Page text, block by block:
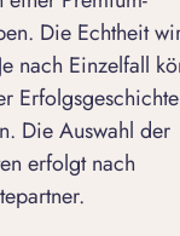
Die Echtheit
nach Einzelfall
Die Auswahl der
erfolgt nach